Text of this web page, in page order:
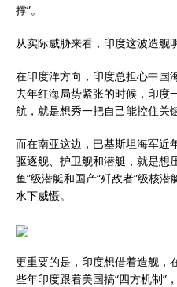
撑”。
从实际威胁来看，印度这波造舰
在印度洋方向，印度总担心中国
去年红海局势紧张的时候，印度
航，就是想秀一把自己能控住关
而在南亚这边，巴基斯坦海军近
驱逐舰、护卫舰和潜艇，就是
鱼”级潜艇和国产“歼敌者”级核
水下威慑。
更重要的是，印度想借着造舰，
些年印度跟着美国搞“四方机制”